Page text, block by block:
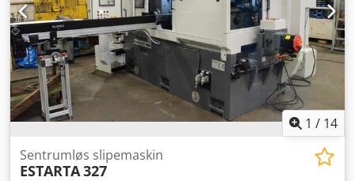
1 / 14
Sentrumløs slipemaskin
ESTARTA327